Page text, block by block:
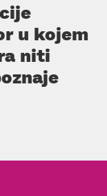
u kojem
niti